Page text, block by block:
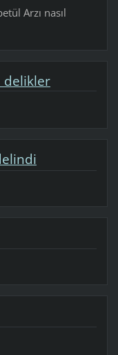
Arzı nasıl
delikler